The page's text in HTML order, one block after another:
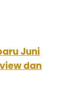
Juni
dan